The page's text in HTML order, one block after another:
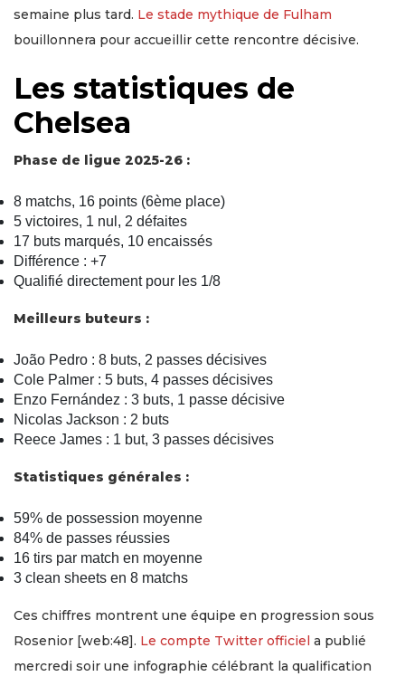
semaine plus tard. Le stade mythique de Fulham
bouillonnera pour accueillir cette rencontre décisive.
Les statistiques de
Chelsea
Phase de ligue 2025-26 :
8 matchs, 16 points (6ème place)
5 victoires, 1 nul, 2 défaites
17 buts marqués, 10 encaissés
Différence : +7
Qualifié directement pour les 1/8
Meilleurs buteurs :
João Pedro : 8 buts, 2 passes décisives
Cole Palmer : 5 buts, 4 passes décisives
Enzo Fernández : 3 buts, 1 passe décisive
Nicolas Jackson : 2 buts
Reece James : 1 but, 3 passes décisives
Statistiques générales :
59% de possession moyenne
84% de passes réussies
16 tirs par match en moyenne
3 clean sheets en 8 matchs
Ces chiffres montrent une équipe en progression sous
Rosenior [web:48]. Le compte Twitter officiel a publié
mercredi soir une infographie célébrant la qualification